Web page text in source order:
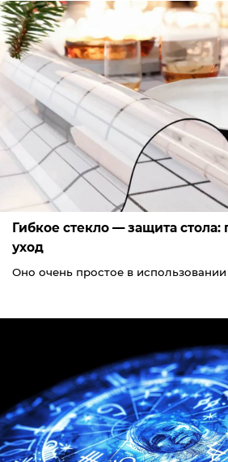
Гибкое стекло — защита
уход
Оно очень простое в использовании